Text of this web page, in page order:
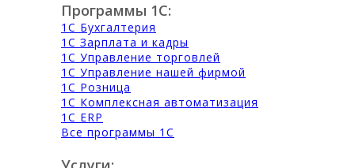
Программы 1С:
1С Бухгалтерия
1С Зарплата и кадры
1С Управление торговлей
1С Управление нашей фирмой
1С Розница
1С Комплексная автоматизация
1С ERP
Все программы 1С